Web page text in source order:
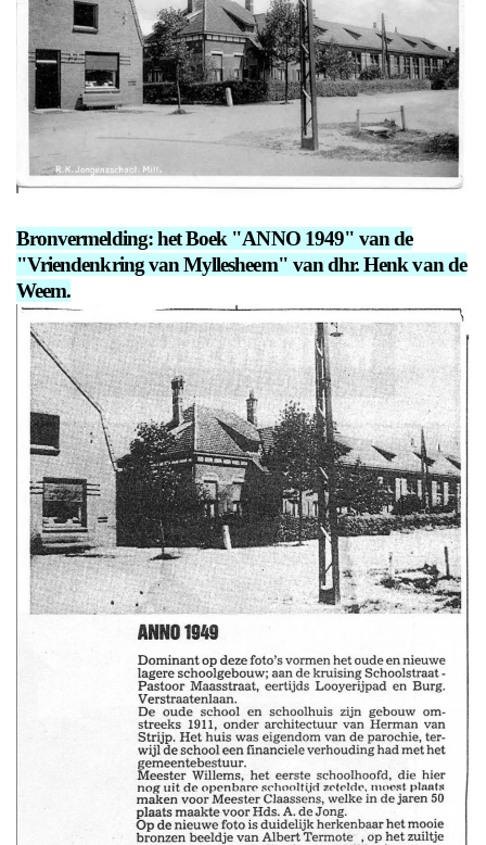
Bronvermelding: het Boek "ANNO 1949" van de
"Vriendenkring van Myllesheem" van dhr. Henk van de
Weem.